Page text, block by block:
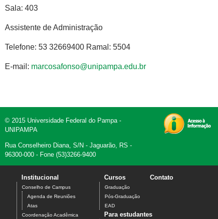
Sala: 403
Assistente de Administração
Telefone: 53 32669400 Ramal: 5504
E-mail: marcosafonso@unipampa.edu.br
© 2015 Universidade Federal do Pampa -
UNIPAMPA
Rua Conselheiro Diana, S/N - Jaguarão, RS -
96300-000 - Fone (53)3266-9400
Institucional
Conselho de Campus
Agenda de Reuniões
Atas
Coordenação Acadêmica
Cursos
Graduação
Pós-Graduação
EAD
Contato
Para estudantes